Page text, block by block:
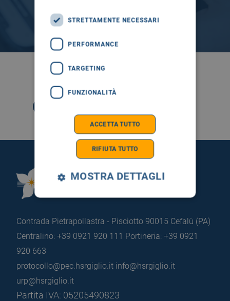
SEGUICI SU
Fondazione Istituto
Contrada Pietrapollastra - Pisciotto 90015 Cefalù (PA)
Centralino: +39 0921 920 111 Portineria: +39 0921
920 663
protocollo@pec.hsrgiglio.it info@hsrgiglio.it
urp@hsrgiglio.it
Partita IVA: 05205490823
STRETTAMENTE NECESSARI
PERFORMANCE
TARGETING
FUNZIONALITÀ
ACCETTA TUTTO
RIFIUTA TUTTO
MOSTRA DETTAGLI